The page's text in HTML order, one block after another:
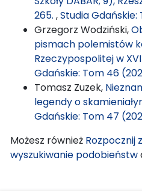
265. ,Studia
Grzegorz Wodziński,
pismach polemistów
Rzeczypospolitej w
Gdańskie: Tom 46
Tomasz Zuzek,
legendy o
Gdańskie: Tom 47
Możesz również Rozpocznij
wyszukiwanie podobieństw